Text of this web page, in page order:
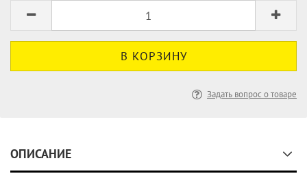
Задать вопрос о товаре
ОПИСАНИЕ